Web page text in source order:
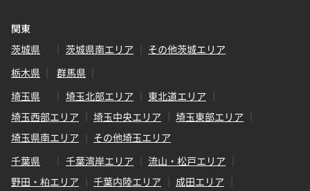
関東
茨城県
茨城県南エリア
その他茨城エリア
栃木県
群馬県
埼玉県
埼玉北部エリア
東北道エリア
埼玉西部エリア
埼玉中央エリア
埼玉東部エリア
埼玉県南エリア
その他埼玉エリア
千葉県
千葉湾岸エリア
流山・松戸エリア
野田・柏エリア
千葉内陸エリア
成田エリア